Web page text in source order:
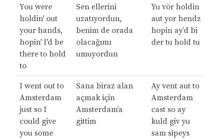
You were
holdin' out
your hands,
hopin' I'd be
there to hold
to
Sen ellerini
uzatıyordun,
benim de orada
olacağımı
umuyordun
Yu vör holdin
aut yor hendz
hopin ay’d bi
der tu hold tu
I went out to
Amsterdam
just so I
could give
you some
Sana biraz alan
açmak için
Amsterdam’a
gittim
Ay vent aut to
Amsterdam
cast so ay
kuld giv yu
sam sipeys